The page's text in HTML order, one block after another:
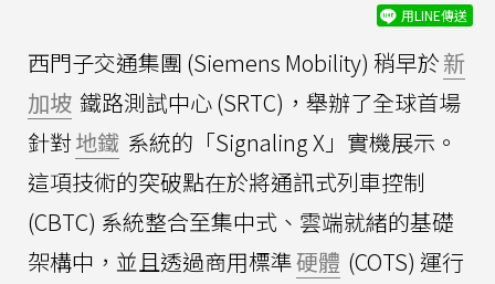
用LINE傳送
西門子交通集團 (Siemens Mobility) 稍早於新
加坡 鐵路測試中心 (SRTC)，舉辦了全球首場
針對地鐵 系統的「Signaling X」實機展示。
這項技術的突破點在於將通訊式列車控制
(CBTC) 系統整合至集中式、雲端就緒的基礎
架構中，並且透過商用標準硬體 (COTS) 運行